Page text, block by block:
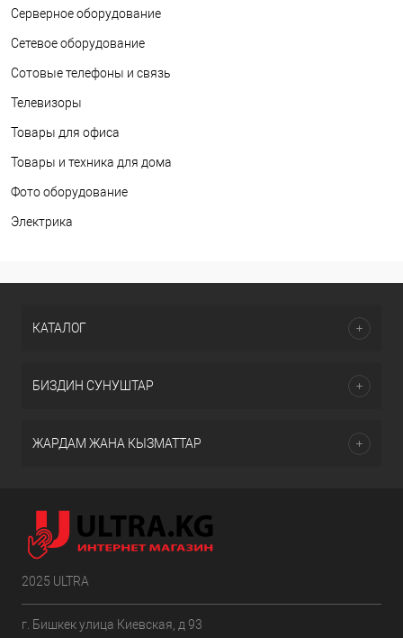
Серверное оборудование
Сетевое оборудование
Сотовые телефоны и связь
Телевизоры
Товары для офиса
Товары и техника для дома
Фото оборудование
Электрика
КАТАЛОГ
БИЗДИН СУНУШТАР
ЖАРДАМ ЖАНА КЫЗМАТТАР
2025 ULTRA
г. Бишкек улица Киевская, д 93